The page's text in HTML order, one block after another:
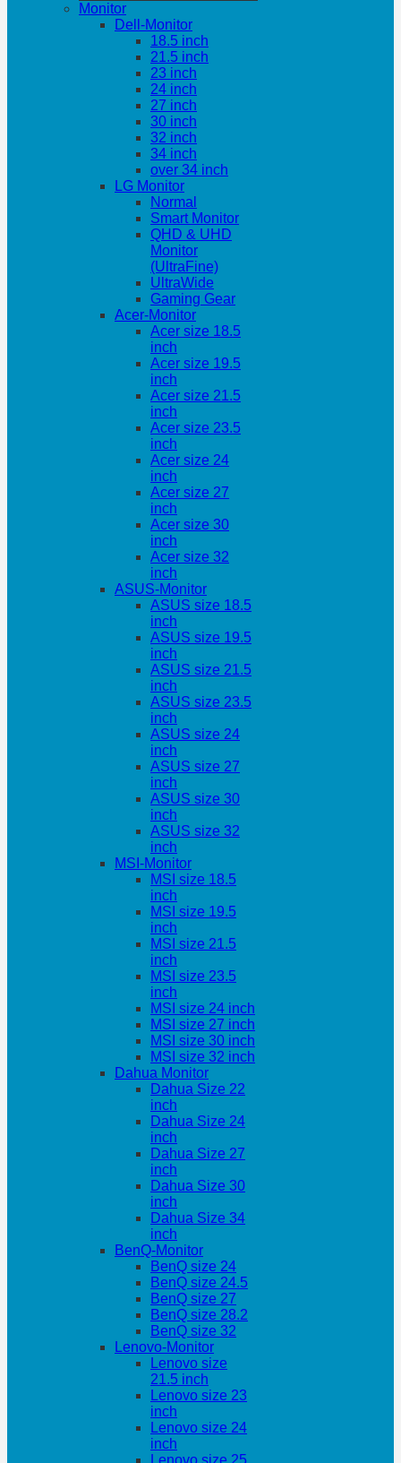
Monitor
Dell-Monitor
18.5 inch
21.5 inch
23 inch
24 inch
27 inch
30 inch
32 inch
34 inch
over 34 inch
LG Monitor
Normal
Smart Monitor
QHD & UHD
Monitor
(UltraFine)
UltraWide
Gaming Gear
Acer-Monitor
Acer size 18.5
inch
Acer size 19.5
inch
Acer size 21.5
inch
Acer size 23.5
inch
Acer size 24
inch
Acer size 27
inch
Acer size 30
inch
Acer size 32
inch
ASUS-Monitor
ASUS size 18.5
inch
ASUS size 19.5
inch
ASUS size 21.5
inch
ASUS size 23.5
inch
ASUS size 24
inch
ASUS size 27
inch
ASUS size 30
inch
ASUS size 32
inch
MSI-Monitor
MSI size 18.5
inch
MSI size 19.5
inch
MSI size 21.5
inch
MSI size 23.5
inch
MSI size 24 inch
MSI size 27 inch
MSI size 30 inch
MSI size 32 inch
Dahua Monitor
Dahua Size 22
inch
Dahua Size 24
inch
Dahua Size 27
inch
Dahua Size 30
inch
Dahua Size 34
inch
BenQ-Monitor
BenQ size 24
BenQ size 24.5
BenQ size 27
BenQ size 28.2
BenQ size 32
Lenovo-Monitor
Lenovo size
21.5 inch
Lenovo size 23
inch
Lenovo size 24
inch
Lenovo size 25